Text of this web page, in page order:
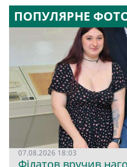
ПОПУЛЯРНЕ
07.08.2026 18:03
Філатов вручив